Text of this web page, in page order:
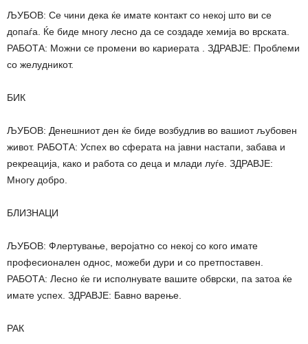
ЉУБОВ: Се чини дека ќе имате контакт со некој што ви се
допаѓа. Ќе биде многу лесно да се создаде хемија во врската.
РАБОТА: Можни се промени во кариерата . ЗДРАВЈЕ: Проблеми
со желудникот.
БИК
ЉУБОВ: Денешниот ден ќе биде возбудлив во вашиот љубовен
живот. РАБОТА: Успех во сферата на јавни настапи, забава и
рекреација, како и работа со деца и млади луѓе. ЗДРАВЈЕ:
Многу добро.
БЛИЗНАЦИ
ЉУБОВ: Флертување, веројатно со некој со кого имате
професионален однос, можеби дури и со претпоставен.
РАБОТА: Лесно ќе ги исполнувате вашите обврски, па затоа ќе
имате успех. ЗДРАВЈЕ: Бавно варење.
РАК